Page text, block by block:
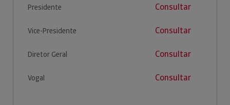
Presidente Consultar
Vice-Presidente Consultar
Diretor Geral Consultar
Vogal Consultar